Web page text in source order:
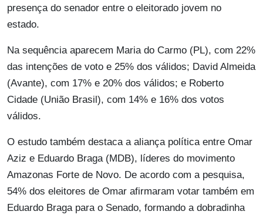
presença do senador entre o eleitorado jovem no
estado.
Na sequência aparecem Maria do Carmo (PL), com 22%
das intenções de voto e 25% dos válidos; David Almeida
(Avante), com 17% e 20% dos válidos; e Roberto
Cidade (União Brasil), com 14% e 16% dos votos
válidos.
O estudo também destaca a aliança política entre Omar
Aziz e Eduardo Braga (MDB), líderes do movimento
Amazonas Forte de Novo. De acordo com a pesquisa,
54% dos eleitores de Omar afirmaram votar também em
Eduardo Braga para o Senado, formando a dobradinha